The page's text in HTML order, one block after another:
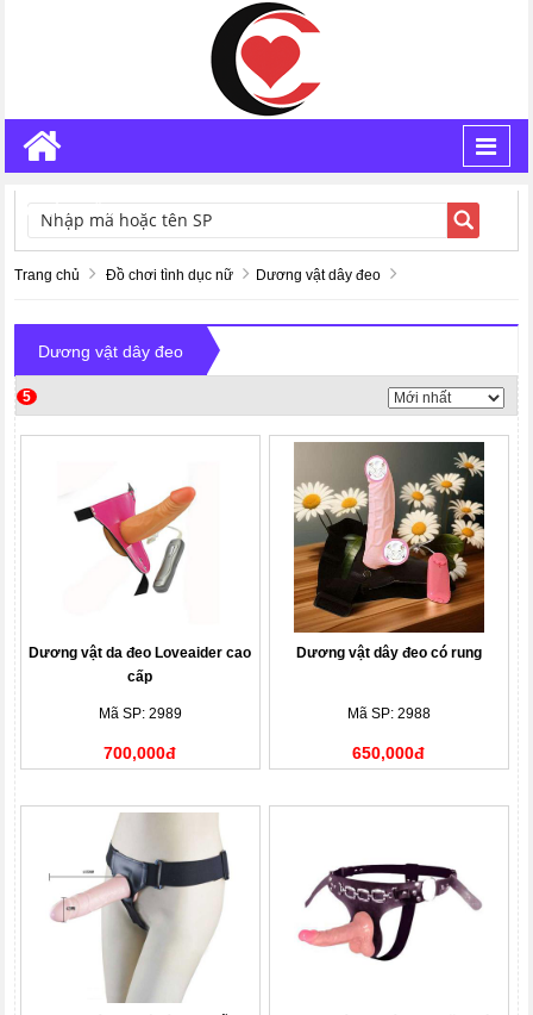
TÌM KIẾM
Trang chủ Đồ chơi tình dục nữ Dương vật dây đeo
Dương vật dây đeo
5
Dương vật da đeo Loveaider cao
cấp
Mã SP: 2989
700,000đ
Dương vật dây đeo có rung
Mã SP: 2988
650,000đ